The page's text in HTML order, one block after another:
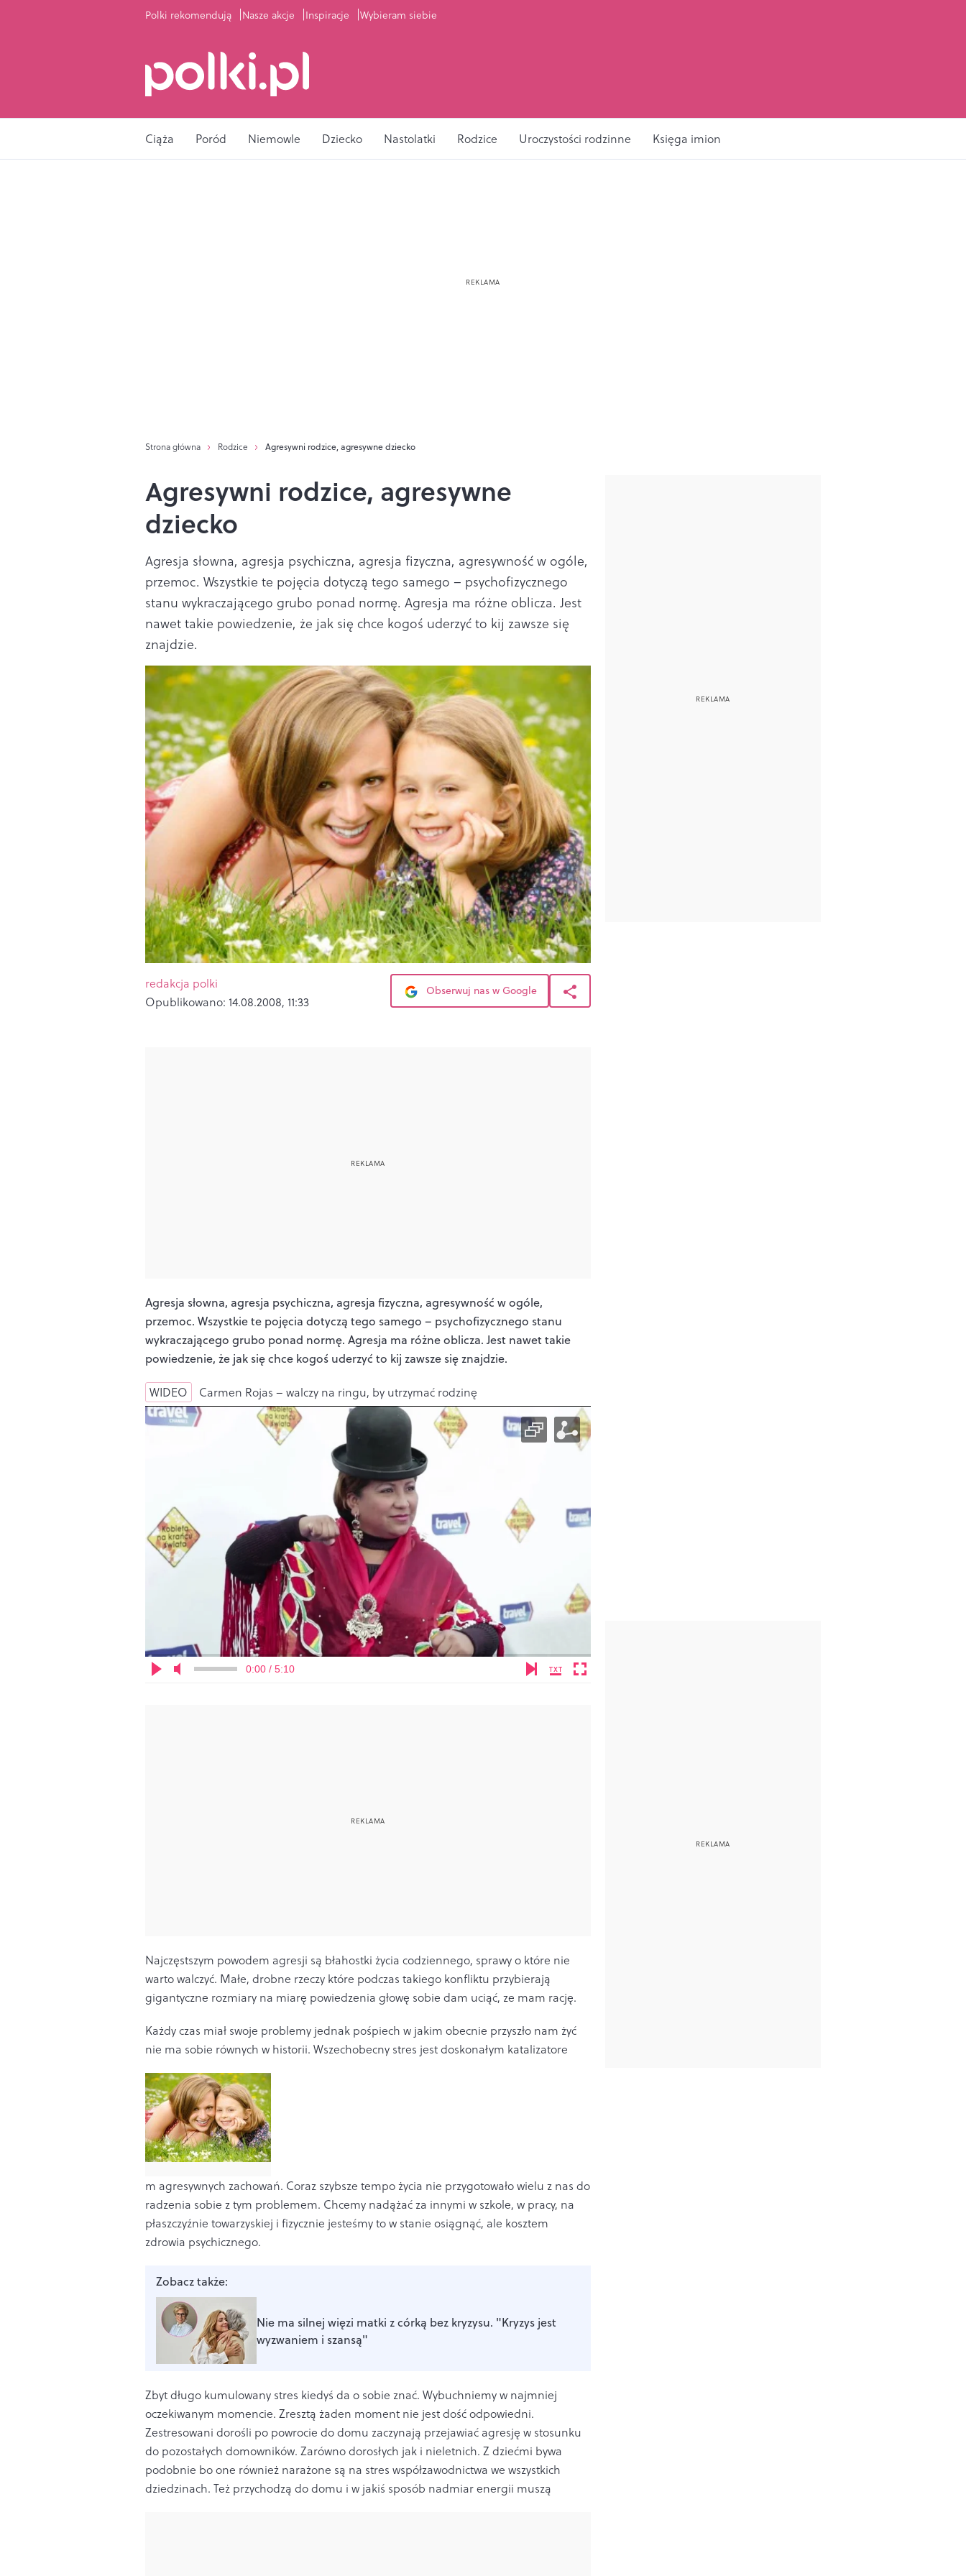
Polki rekomendują Nasze akcje Inspiracje Wybieram siebie
Ciąża Poród Niemowle Dziecko Nastolatki Rodzice Uroczystości rodzinne Księga imion
Strona główna Rodzice Agresywni rodzice, agresywne dziecko
Agresywni rodzice, agresywne
dziecko
Agresja słowna, agresja psychiczna, agresja fizyczna, agresywność w ogóle,
przemoc. Wszystkie te pojęcia dotyczą tego samego – psychofizycznego
stanu wykraczającego grubo ponad normę. Agresja ma różne oblicza. Jest
nawet takie powiedzenie, że jak się chce kogoś uderzyć to kij zawsze się
znajdzie.
redakcja polki
Opublikowano: 14.08.2008, 11:33
Obserwuj nas w Google
Agresja słowna, agresja psychiczna, agresja fizyczna, agresywność w ogóle,
przemoc. Wszystkie te pojęcia dotyczą tego samego – psychofizycznego stanu
wykraczającego grubo ponad normę. Agresja ma różne oblicza. Jest nawet takie
powiedzenie, że jak się chce kogoś uderzyć to kij zawsze się znajdzie.
WIDEO Carmen Rojas – walczy na ringu, by utrzymać rodzinę
0:00 / 5:10
Najczęstszym powodem agresji są błahostki życia codziennego, sprawy o które nie
warto walczyć. Małe, drobne rzeczy które podczas takiego konfliktu przybierają
gigantyczne rozmiary na miarę powiedzenia głowę sobie dam uciąć, ze mam rację.
Każdy czas miał swoje problemy jednak pośpiech w jakim obecnie przyszło nam żyć
nie ma sobie równych w historii. Wszechobecny stres jest doskonałym katalizatore
m agresywnych zachowań. Coraz szybsze tempo życia nie przygotowało wielu z nas do
radzenia sobie z tym problemem. Chcemy nadążać za innymi w szkole, w pracy, na
płaszczyźnie towarzyskiej i fizycznie jesteśmy to w stanie osiągnąć, ale kosztem
zdrowia psychicznego.
Zobacz także:
Nie ma silnej więzi matki z córką bez kryzysu. "Kryzys jest
wyzwaniem i szansą"
Zbyt długo kumulowany stres kiedyś da o sobie znać. Wybuchniemy w najmniej
oczekiwanym momencie. Zresztą żaden moment nie jest dość odpowiedni.
Zestresowani dorośli po powrocie do domu zaczynają przejawiać agresję w stosunku
do pozostałych domowników. Zarówno dorosłych jak i nieletnich. Z dziećmi bywa
podobnie bo one również narażone są na stres współzawodnictwa we wszystkich
dziedzinach. Też przychodzą do domu i w jakiś sposób nadmiar energii muszą